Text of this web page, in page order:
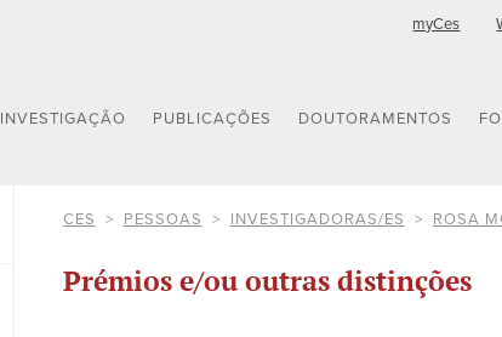
myCes
INVESTIGAÇÃO PUBLICAÇÕES DOUTORAMENTOS
CES PESSOAS INVESTIGADORAS/ES ROSA
Prémios e/ou outras distinções